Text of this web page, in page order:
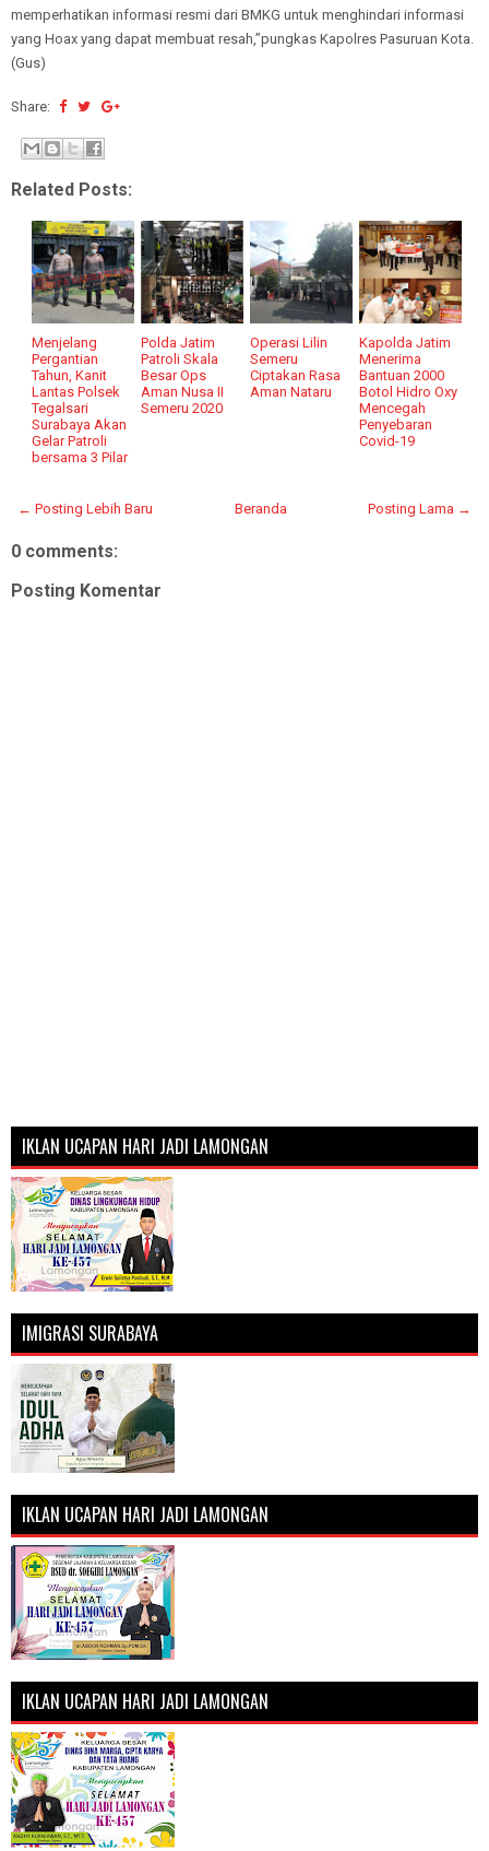
memperhatikan informasi resmi dari BMKG untuk menghindari informasi
yang Hoax yang dapat membuat resah,”pungkas Kapolres Pasuruan Kota.
(Gus)
Share:
Related Posts:
Menjelang
Pergantian
Tahun, Kanit
Lantas Polsek
Tegalsari
Surabaya Akan
Gelar Patroli
bersama 3 Pilar
Polda Jatim
Patroli Skala
Besar Ops
Aman Nusa II
Semeru 2020
Operasi Lilin
Semeru
Ciptakan Rasa
Aman Nataru
Kapolda Jatim
Menerima
Bantuan 2000
Botol Hidro Oxy
Mencegah
Penyebaran
Covid-19
← Posting Lebih Baru Posting Lama →
Beranda
0 comments:
Posting Komentar
IKLAN UCAPAN HARI JADI LAMONGAN
IMIGRASI SURABAYA
IKLAN UCAPAN HARI JADI LAMONGAN
IKLAN UCAPAN HARI JADI LAMONGAN